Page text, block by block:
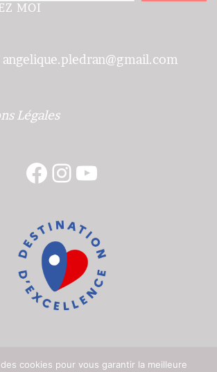
MOI
angelique.pledran@gmail.com
Légales
Facebook
Instagram
YouTube
cookies pour vous garantir la meilleure